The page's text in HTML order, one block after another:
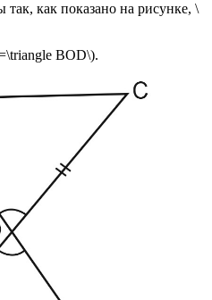
как показано на рисунке, \
BOD\).